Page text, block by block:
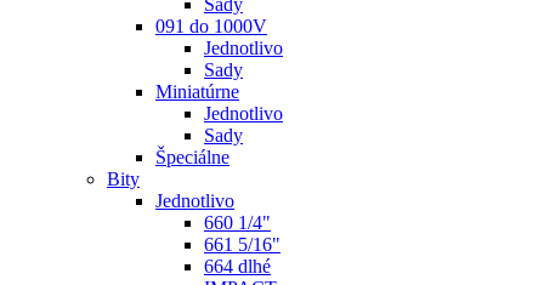
Sady
091 do 1000V
Jednotlivo
Sady
Miniatúrne
Jednotlivo
Sady
Špeciálne
Bity
Jednotlivo
660 1/4"
661 5/16"
664 dlhé